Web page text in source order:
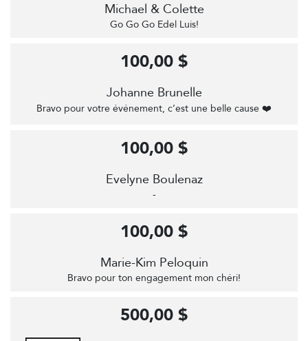
Michael & Colette
Go Go Go Edel Luis!
Johanne Brunelle
Bravo pour votre événement, c’est une belle cause ❤️
100,00 $
Evelyne Boulenaz
-
100,00 $
Marie-Kim Peloquin
Bravo pour ton engagement mon chéri!
100,00 $
500,00 $